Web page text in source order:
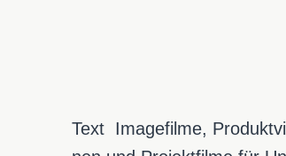
Text Image­fil­me,